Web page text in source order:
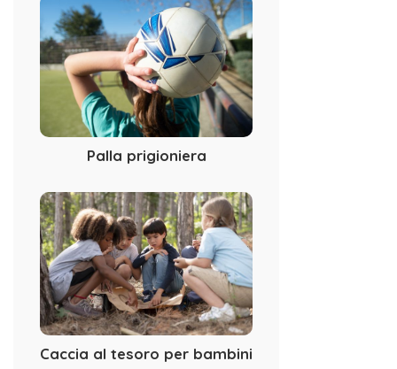
Palla prigioniera
Caccia al tesoro per bambini